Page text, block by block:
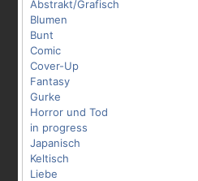
Abstrakt/Grafisch
Blumen
Bunt
Comic
Cover-Up
Fantasy
Gurke
Horror und Tod
in progress
Japanisch
Keltisch
Liebe